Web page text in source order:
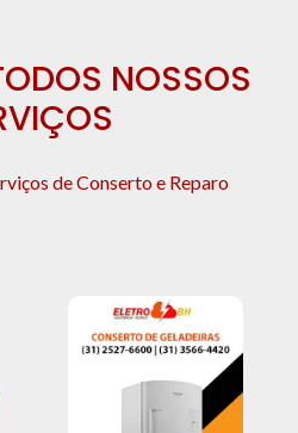
NOSSOS
de Conserto e Reparo